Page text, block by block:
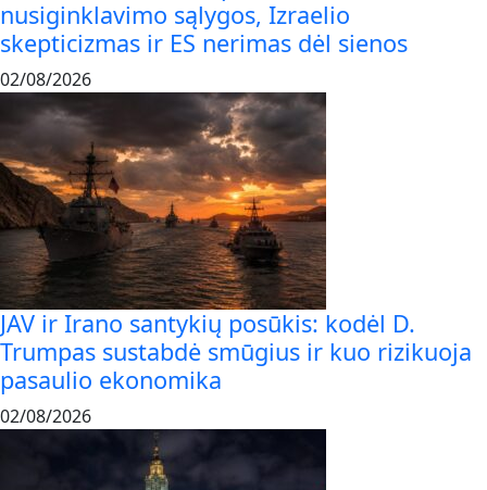
nusiginklavimo sąlygos, Izraelio
skepticizmas ir ES nerimas dėl sienos
02/08/2026
JAV ir Irano santykių posūkis: kodėl D.
Trumpas sustabdė smūgius ir kuo rizikuoja
pasaulio ekonomika
02/08/2026